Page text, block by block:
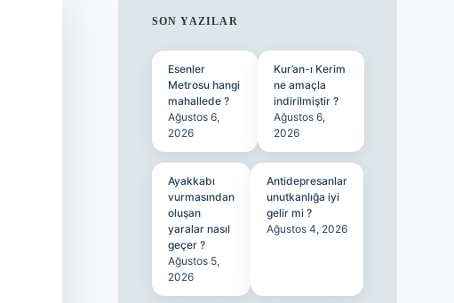
SIDEBAR
SON YAZILAR
Esenler
Metrosu hangi
mahallede ?
Ağustos 6,
2026
Kur’an-ı Kerim
ne amaçla
indirilmiştir ?
Ağustos 6,
2026
Ayakkabı
vurmasından
oluşan
yaralar nasıl
geçer ?
Ağustos 5,
2026
Antidepresanlar
unutkanlığa iyi
gelir mi ?
Ağustos 4, 2026